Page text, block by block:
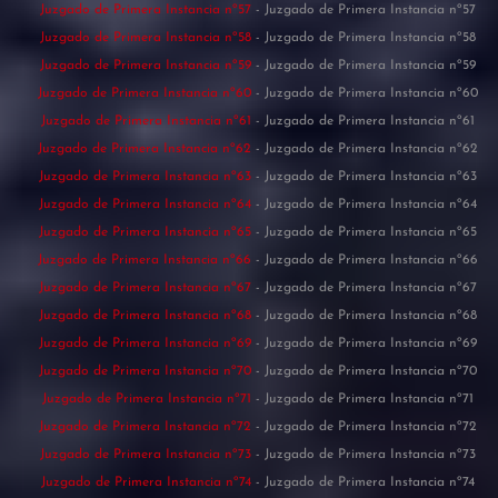
Juzgado de Primera Instancia nº57 - Juzgado de Primera Instancia nº57
Juzgado de Primera Instancia nº58 - Juzgado de Primera Instancia nº58
Juzgado de Primera Instancia nº59 - Juzgado de Primera Instancia nº59
Juzgado de Primera Instancia nº60 - Juzgado de Primera Instancia nº60
Juzgado de Primera Instancia nº61 - Juzgado de Primera Instancia nº61
Juzgado de Primera Instancia nº62 - Juzgado de Primera Instancia nº62
Juzgado de Primera Instancia nº63 - Juzgado de Primera Instancia nº63
Juzgado de Primera Instancia nº64 - Juzgado de Primera Instancia nº64
Juzgado de Primera Instancia nº65 - Juzgado de Primera Instancia nº65
Juzgado de Primera Instancia nº66 - Juzgado de Primera Instancia nº66
Juzgado de Primera Instancia nº67 - Juzgado de Primera Instancia nº67
Juzgado de Primera Instancia nº68 - Juzgado de Primera Instancia nº68
Juzgado de Primera Instancia nº69 - Juzgado de Primera Instancia nº69
Juzgado de Primera Instancia nº70 - Juzgado de Primera Instancia nº70
Juzgado de Primera Instancia nº71 - Juzgado de Primera Instancia nº71
Juzgado de Primera Instancia nº72 - Juzgado de Primera Instancia nº72
Juzgado de Primera Instancia nº73 - Juzgado de Primera Instancia nº73
Juzgado de Primera Instancia nº74 - Juzgado de Primera Instancia nº74